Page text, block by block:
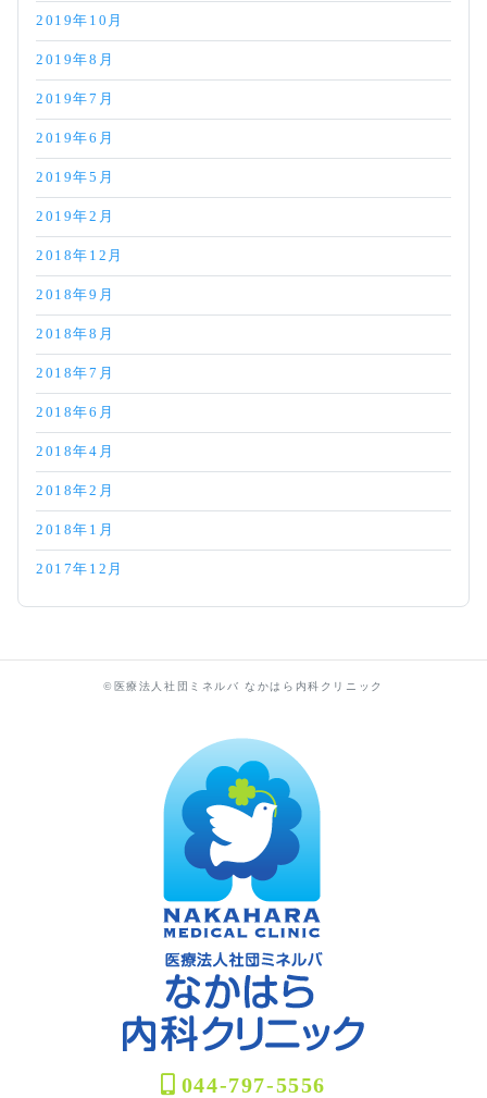
044-797-5556
2019年10月
2019年8月
2019年7月
2019年6月
2019年5月
2019年2月
2018年12月
2018年9月
2018年8月
2018年7月
2018年6月
2018年4月
2018年2月
2018年1月
2017年12月
©医療法人社団ミネルバ なかはら内科クリニック